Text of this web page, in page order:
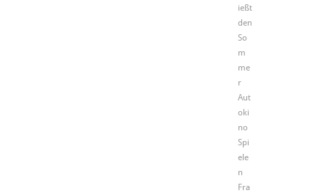
ießt
den
So
m
me
r
Aut
oki
no
Spi
ele
n
Fra